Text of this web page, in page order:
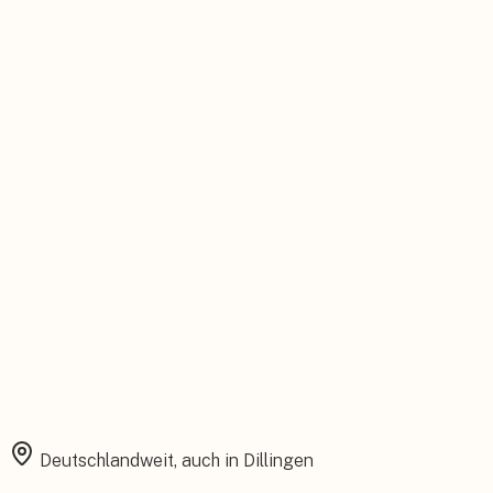
Deutschlandweit, auch in Dillingen